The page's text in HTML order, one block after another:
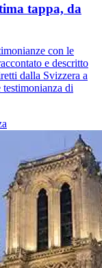
tappa, da
con le
e descritto
dalla Svizzera a
testimonianza di